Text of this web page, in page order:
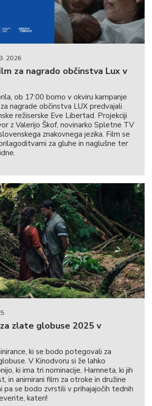
2026
za nagrado občinstva Lux v
ob 17:00 bomo v okviru kampanje
nagrade občinstva LUX predvajali
režiserske Eve Libertad. Projekciji
z Valerijo Škof, novinarko Spletne TV
znakovnega jezika. Film se
za gluhe in naglušne ter
zlate globuse 2025 v
ki se bodo potegovali za
V Kinodvoru si že lahko
ki ima tri nominacije, Hamneta, ki jih
in animirani film za otroke in družine
pa se bodo zvrstili v prihajajočih tednih
kateri!